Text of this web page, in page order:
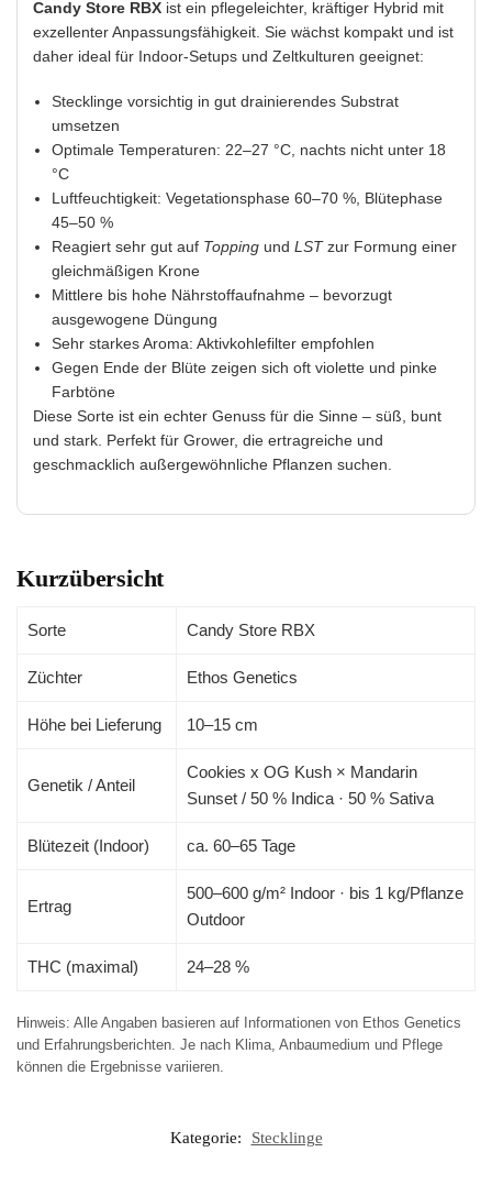
Candy Store RBX ist ein pflegeleichter, kräftiger Hybrid mit
exzellenter Anpassungsfähigkeit. Sie wächst kompakt und ist
daher ideal für Indoor-Setups und Zeltkulturen geeignet:
Stecklinge vorsichtig in gut drainierendes Substrat
umsetzen
Optimale Temperaturen: 22–27 °C, nachts nicht unter 18
°C
Luftfeuchtigkeit: Vegetationsphase 60–70 %, Blütephase
45–50 %
Reagiert sehr gut auf Toppingund LSTzur Formung einer
gleichmäßigen Krone
Mittlere bis hohe Nährstoffaufnahme – bevorzugt
ausgewogene Düngung
Sehr starkes Aroma: Aktivkohlefilter empfohlen
Gegen Ende der Blüte zeigen sich oft violette und pinke
Farbtöne
Diese Sorte ist ein echter Genuss für die Sinne – süß, bunt
und stark. Perfekt für Grower, die ertragreiche und
geschmacklich außergewöhnliche Pflanzen suchen.
Kurzübersicht
Sorte Candy Store RBX
Züchter Ethos Genetics
Höhe bei Lieferung 10–15 cm
Genetik / Anteil
Cookies x OG Kush × Mandarin
Sunset / 50 % Indica · 50 % Sativa
Blütezeit (Indoor) ca. 60–65 Tage
Ertrag
500–600 g/m² Indoor · bis 1 kg/Pflanze
Outdoor
THC (maximal) 24–28 %
Hinweis: Alle Angaben basieren auf Informationen von Ethos Genetics
und Erfahrungsberichten. Je nach Klima, Anbaumedium und Pflege
können die Ergebnisse variieren.
Kategorie: Stecklinge